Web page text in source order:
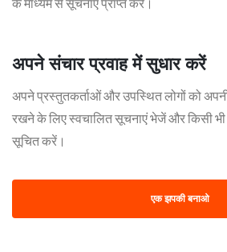
के माध्यम से सूचनाएं प्राप्त करें।
अपने संचार प्रवाह में सुधार करें
अपने प्रस्तुतकर्ताओं और उपस्थित लोगों को
रखने के लिए स्वचालित सूचनाएं भेजें और किसी भी
सूचित करें।
एक झपकी बनाओ